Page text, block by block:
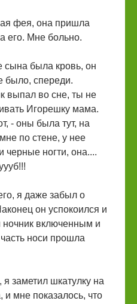
фея, она пришла
его. Мне больно.
сына была кровь, он
было, спереди.
выпал во сне, ты не
Игорешку мама.
- оны была тут, на
по стене, у нее
ногти, она....
я даже забыл о
он успокоился и
включенным и
носи прошла
заметил шкатулку на
и мне показалось, что